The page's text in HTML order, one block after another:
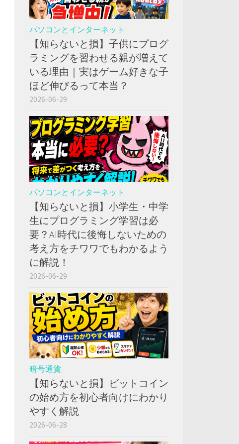
パソコンとインターネット
【知らないと損】子供にプログ
ラミングを習わせる親が増えて
いる理由｜実はゲーム好きな子
ほど伸びるって本当？
2026-06-29
パソコンとインターネット
【知らないと損】小学生・中学
生にプログラミング学習は必
要？AI時代に後悔しないための
考え方をチワワでもわかるよう
に解説！
2026-06-29
暗号通貨
【知らないと損】ビットコイン
の始め方を初心者向けにわかり
やすく解説
2026-06-28